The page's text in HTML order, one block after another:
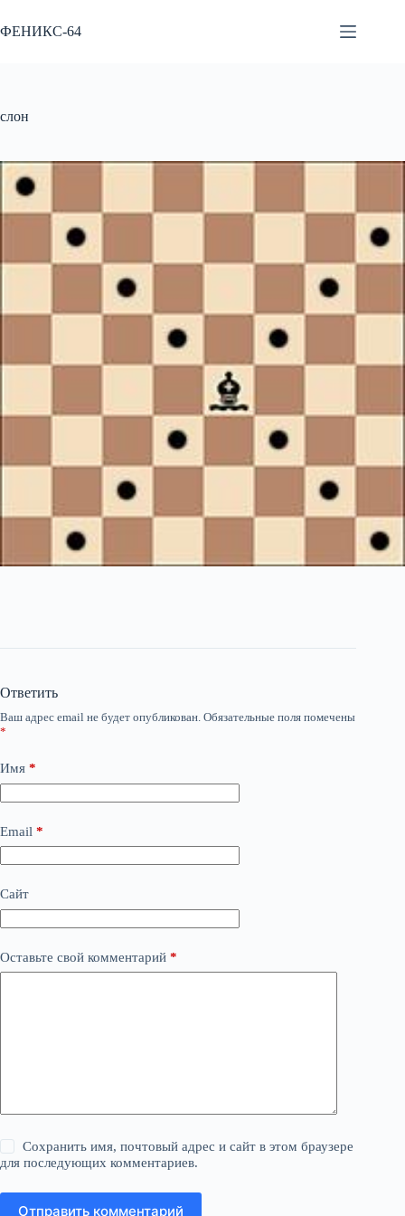
к
сути
ФЕНИКС-64
слон
Ответить
Ваш адрес email не будет опубликован. Обязательные поля помечены
*
Имя *
Email *
Сайт
Оставьте свой комментарий *
Сохранить имя, почтовый адрес и сайт в этом браузере
для последующих комментариев.
Отправить комментарий